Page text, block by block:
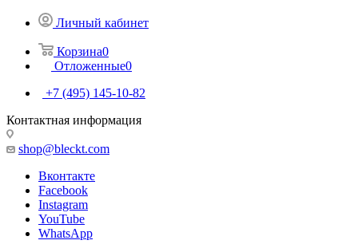
Личный кабинет
Корзина0
Отложенные0
+7 (495) 145-10-82
Контактная информация
shop@bleckt.com
Вконтакте
Facebook
Instagram
YouTube
WhatsApp